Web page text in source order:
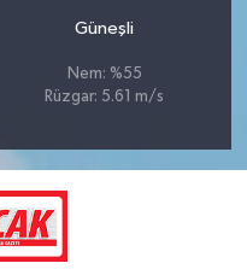
Güneşli
Nem: %55
Rüzgar: 5.61 m/s